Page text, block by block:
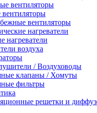
вентиляторы
вентиляторы
нагреватели
нагреватели
воздуха
/ Воздуховоды
клапаны / Хомуты
фильтры
решетки и